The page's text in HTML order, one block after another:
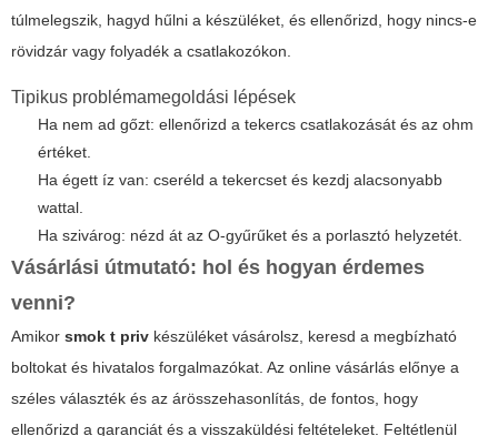
túlmelegszik, hagyd hűlni a készüléket, és ellenőrizd, hogy nincs-e
rövidzár vagy folyadék a csatlakozókon.
Tipikus problémamegoldási lépések
Ha nem ad gőzt: ellenőrizd a tekercs csatlakozását és az ohm
értéket.
Ha égett íz van: cseréld a tekercset és kezdj alacsonyabb
wattal.
Ha szivárog: nézd át az O-gyűrűket és a porlasztó helyzetét.
Vásárlási útmutató: hol és hogyan érdemes
venni?
Amikor smok t priv készüléket vásárolsz, keresd a megbízható
boltokat és hivatalos forgalmazókat. Az online vásárlás előnye a
széles választék és az árösszehasonlítás, de fontos, hogy
ellenőrizd a garanciát és a visszaküldési feltételeket. Feltétlenül